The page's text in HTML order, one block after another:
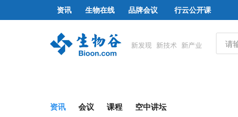
资讯 生物在线 品牌会议 行云公开课
资讯 会议 课程 空中讲坛